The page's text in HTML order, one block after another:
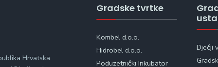
Hrvatska
Gradske tvrtke
Kombel d.o.o.
Hidrobel d.o.o.
Poduzetnički Inkubator
Dječji